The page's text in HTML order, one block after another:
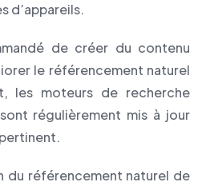
d’appareils.
de créer du contenu
le référencement naturel
les moteurs de recherche
régulièrement mis à jour
du référencement naturel de